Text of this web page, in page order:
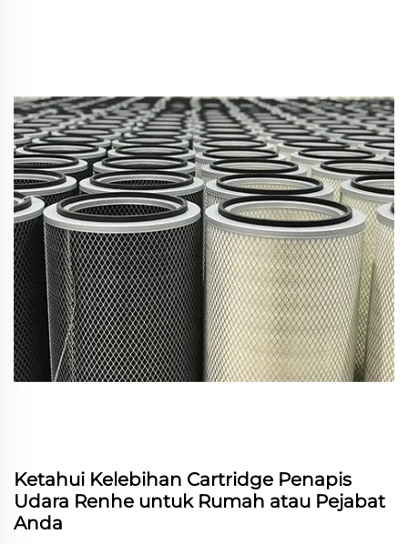
Ketahui Kelebihan Cartridge Penapis
Udara Renhe untuk Rumah atau Pejabat
Anda